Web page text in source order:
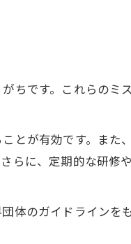
ちです。これらのミ
とが有効です。また
らに、定期的な研修
体のガイドラインを